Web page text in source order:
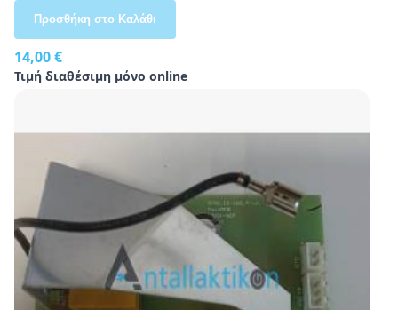
14,00 €
Τιμή διαθέσιμη μόνο online
Προσθήκη στο Καλάθι